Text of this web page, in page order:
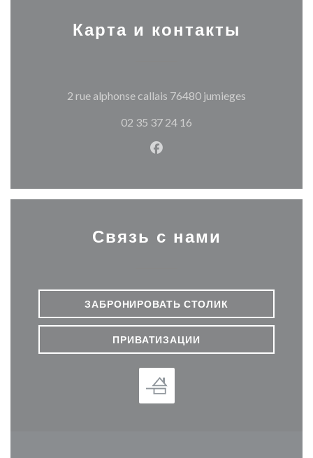
Карта и контакты
2 rue alphonse callais 76480 jumieges
02 35 37 24 16
Facebook ((открывается в
Связь с нами
ЗАБРОНИРОВАТЬ СТОЛИК
ПРИВАТИЗАЦИИ